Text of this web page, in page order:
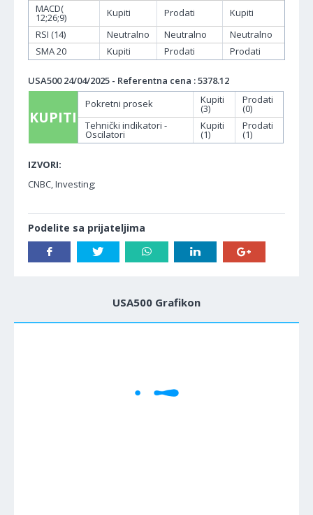
MACD(
12;26;9) Kupiti Prodati
Kupiti
RSI (14)
Neutralno Neutralno
Neutralno
SMA 20
Kupiti Prodati Prodati
USA500 24/04/2025 - Referentna cena : 5378.12
KUPITI
Pokretni prosek Kupiti
(3)
Prodati
(0)
Tehnički indikatori -
Oscilatori
Kupiti
(1)
Prodati
(1)
IZVORI:
CNBC, Investing;
Podelite sa prijateljima
USA500 Grafikon